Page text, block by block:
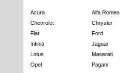
Acura Alfa Romeo
Chevrolet
Chrysler
Fiat
Ford
Infiniti
Jaguar
Lotus
Maserati
Opel
Pagani